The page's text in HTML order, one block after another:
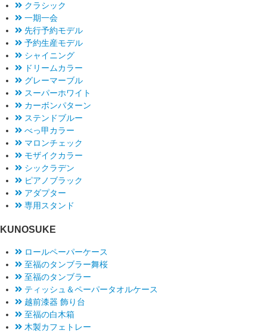
クラシック
一期一会
先行予約モデル
予約生産モデル
シャイニング
ドリームカラー
グレーマーブル
スーパーホワイト
カーボンパターン
ステンドブルー
べっ甲カラー
マロンチェック
モザイクカラー
シックラデン
ピアノブラック
アダプター
専用スタンド
KUNOSUKE
ロールペーパーケース
至福のタンブラー舞桜
至福のタンブラー
ティッシュ＆ペーパータオルケース
越前漆器 飾り台
至福の白木箱
木製カフェトレー